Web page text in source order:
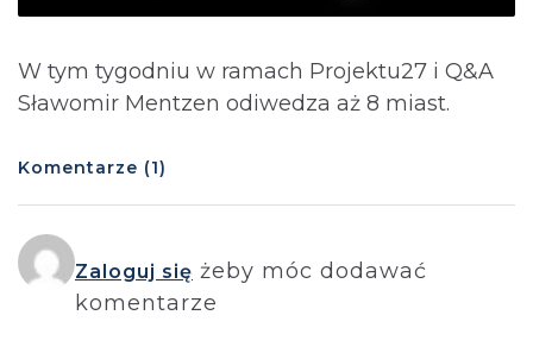
W tym tygodniu w ramach Projektu27 i Q&A
Sławomir Mentzen odiwedza aż 8 miast.
Komentarze (1)
Zaloguj się żeby móc dodawać
komentarze